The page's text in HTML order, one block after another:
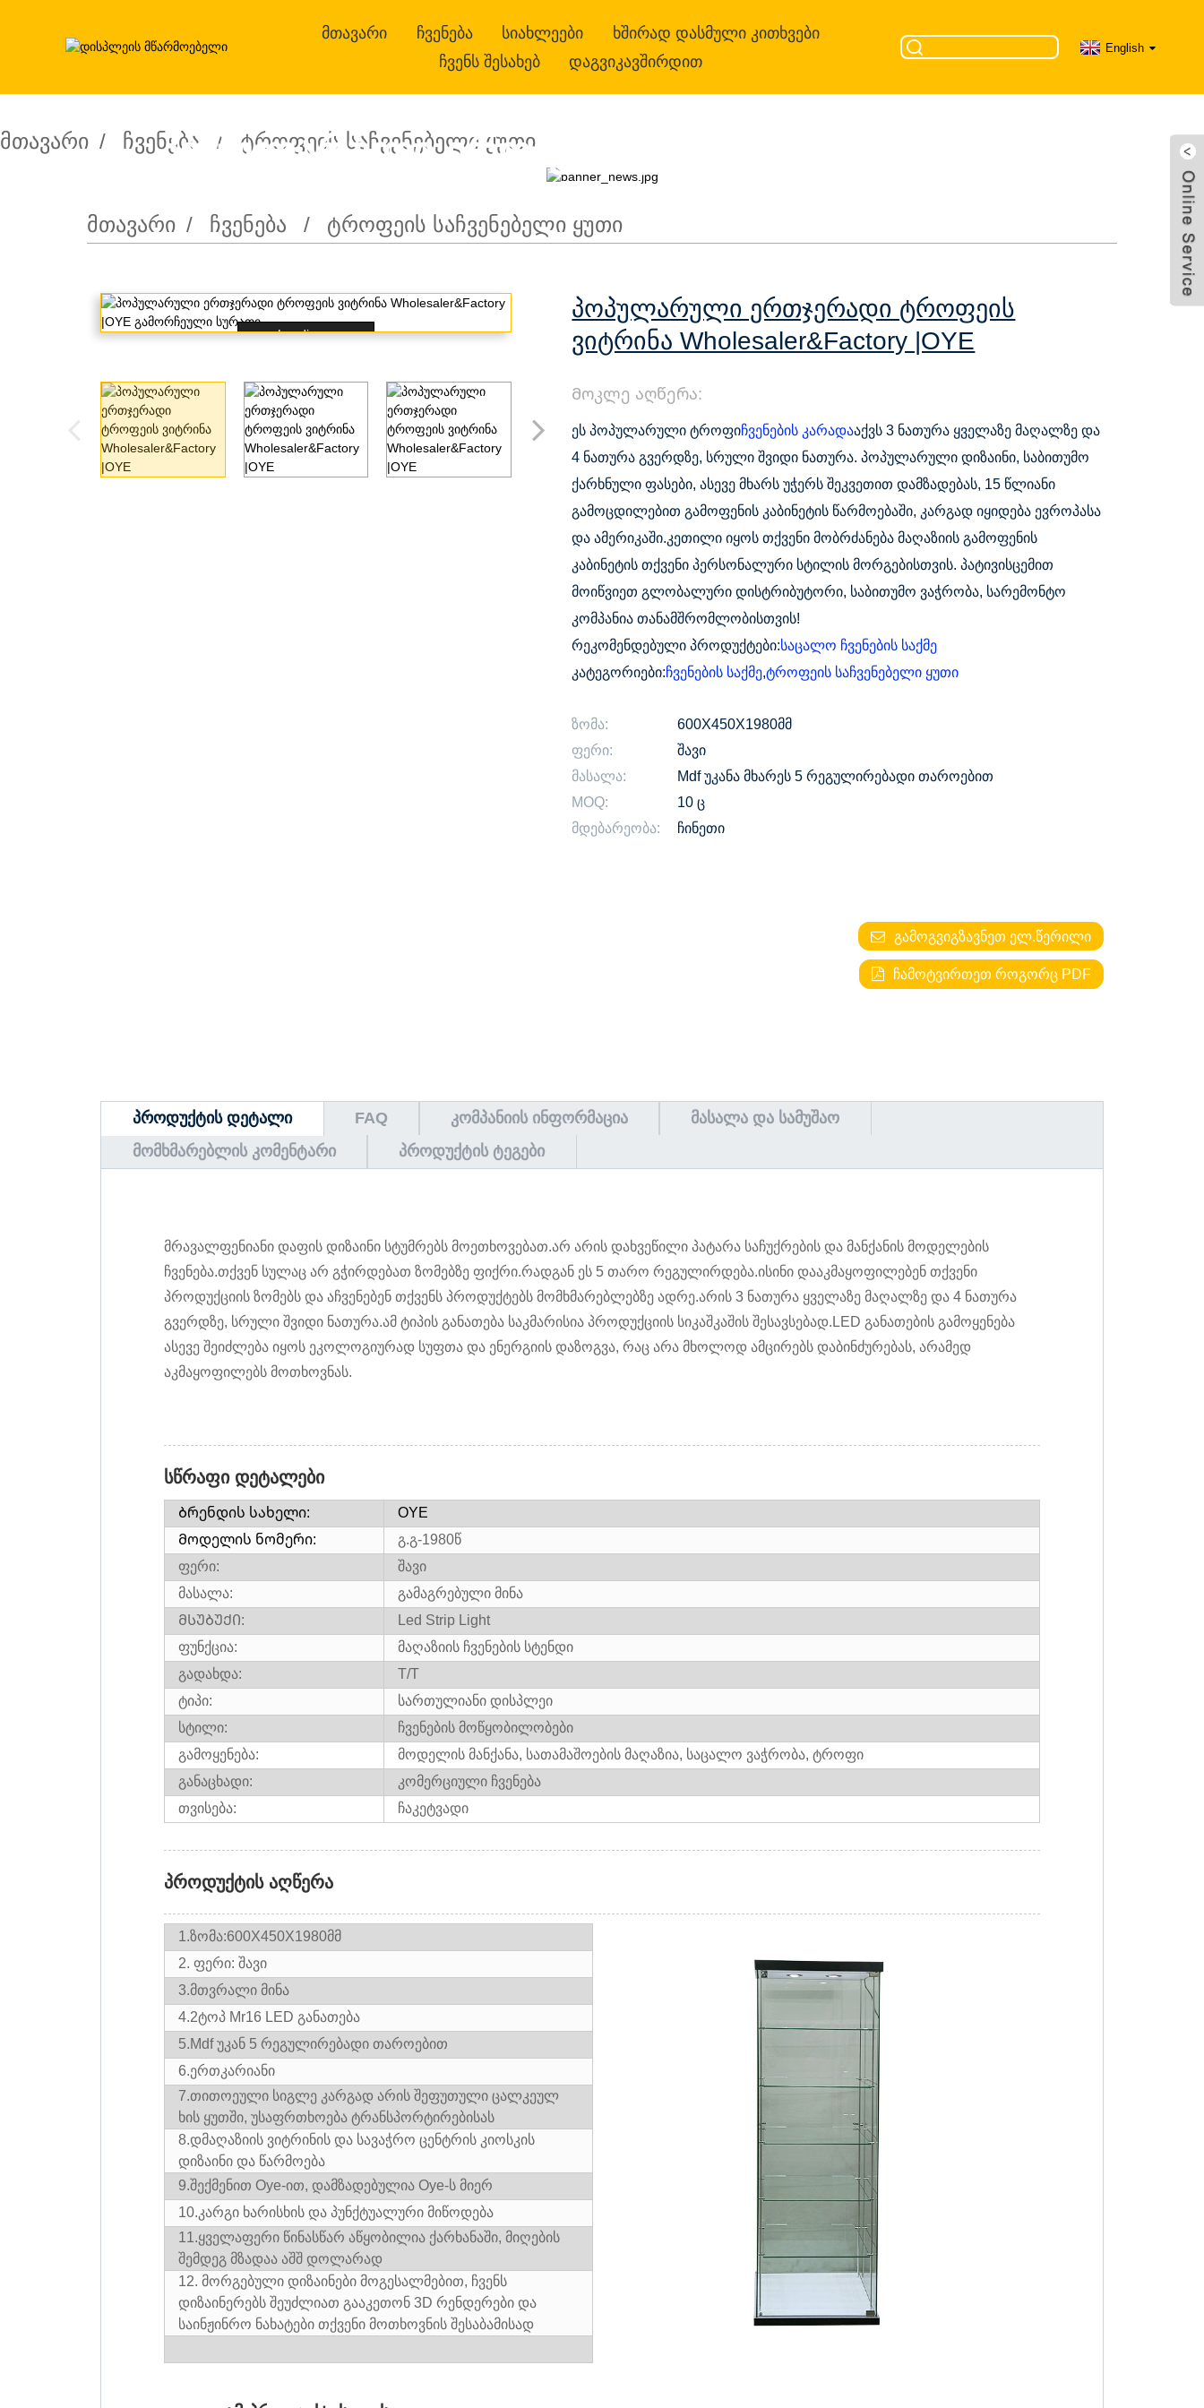
ᲛᲗᲐᲕᲐᲠᲘ ᲩᲕᲔᲜᲔᲑᲐ ᲡᲘᲐᲮᲚᲔᲔᲑᲘ
ᲮᲨᲘᲠᲐᲓ ᲓᲐᲡᲛᲣᲚᲘ ᲙᲘᲗᲮᲕᲔᲑᲘ
ᲩᲕᲔᲜᲡ ᲨᲔᲡᲐᲮᲔᲑ
ᲓᲐᲒᲕᲘᲙᲐᲕᲨᲘᲠᲓᲘᲗ
English
ᲛᲗᲐᲕᲐᲠᲘ ᲩᲕᲔᲜᲔᲑᲐ ᲢᲠᲝᲤᲔᲘᲡ ᲡᲐᲩᲕᲔᲜᲔᲑᲔᲚᲘ ᲧᲣᲗᲘ
პოპულარული ერთჯერადი ტროფეის ვიტრინა
ᲛᲗᲐᲕᲐᲠᲘ ᲩᲕᲔᲜᲔᲑᲐ ᲢᲠᲝᲤᲔᲘᲡ ᲡᲐᲩᲕᲔᲜᲔᲑᲔᲚᲘ ᲧᲣᲗᲘ
Loading...
Პოპულარული Ერთჯერადი Ტროფეის
Ვიტრინა Wholesaler&Factory |OYE
Მოკლე აღწერა:
ეს პოპულარული ტროფიჩვენების კარადააქვს 3 ნათურა ყველაზე მაღალზე და
4 ნათურა გვერდზე, სრული შვიდი ნათურა. პოპულარული დიზაინი, საბითუმო
ქარხნული ფასები, ასევე მხარს უჭერს შეკვეთით დამზადებას, 15 წლიანი
გამოცდილებით გამოფენის კაბინეტის წარმოებაში, კარგად იყიდება ევროპასა
და ამერიკაში.კეთილი იყოს თქვენი მობრძანება მაღაზიის გამოფენის
კაბინეტის თქვენი პერსონალური სტილის მორგებისთვის. პატივისცემით
მოიწვიეთ გლობალური დისტრიბუტორი, საბითუმო ვაჭრობა, სარემონტო
კომპანია თანამშრომლობისთვის!
რეკომენდებული პროდუქტები:საცალო ჩვენების საქმე
კატეგორიები:ჩვენების საქმე,ტროფეის საჩვენებელი ყუთი
ზომა:
600X450X1980მმ
ფერი:
შავი
მასალა:
Mdf უკანა მხარეს 5 რეგულირებადი თაროებით
MOQ:
10 ც
მდებარეობა:
ჩინეთი
ᲒᲐᲛᲝᲒᲕᲘᲒᲖᲐᲕᲜᲔᲗ ᲔᲚ.ᲬᲔᲠᲘᲚᲘ
ᲩᲐᲛᲝᲢᲕᲘᲠᲗᲔᲗ ᲠᲝᲒᲝᲠᲪ PDF
ᲞᲠᲝᲓᲣᲥᲢᲘᲡ ᲓᲔᲢᲐᲚᲘ FAQ ᲙᲝᲛᲞᲐᲜᲘᲘᲡ ᲘᲜᲤᲝᲠᲛᲐᲪᲘᲐ
ᲛᲐᲡᲐᲚᲐ ᲓᲐ ᲡᲐᲛᲣᲨᲐᲝ
ᲛᲝᲛᲮᲛᲐᲠᲔᲑᲚᲘᲡ ᲙᲝᲛᲔᲜᲢᲐᲠᲘ
ᲞᲠᲝᲓᲣᲥᲢᲘᲡ ᲢᲔᲒᲔᲑᲘ
მრავალფენიანი დაფის დიზაინი სტუმრებს მოეთხოვებათ.არ არის დახვეწილი პატარა საჩუქრების და მანქანის მოდელების
ჩვენება.თქვენ სულაც არ გჭირდებათ ზომებზე ფიქრი.რადგან ეს 5 თარო რეგულირდება.ისინი დააკმაყოფილებენ თქვენი
პროდუქციის ზომებს და აჩვენებენ თქვენს პროდუქტებს მომხმარებლებზე ადრე.არის 3 ნათურა ყველაზე მაღალზე და 4 ნათურა
გვერდზე, სრული შვიდი ნათურა.ამ ტიპის განათება საკმარისია პროდუქციის სიკაშკაშის შესავსებად.LED განათების გამოყენება
ასევე შეიძლება იყოს ეკოლოგიურად სუფთა და ენერგიის დაზოგვა, რაც არა მხოლოდ ამცირებს დაბინძურებას, არამედ
აკმაყოფილებს მოთხოვნას.
სწრაფი დეტალები
Ბრენდის სახელი:
OYE
Მოდელის ნომერი:
გ.გ-1980წ
ფერი:
შავი
მასალა:
გამაგრებული მინა
ᲛᲡᲣᲑᲣᲥᲘ:
Led Strip Light
ფუნქცია:
მაღაზიის ჩვენების სტენდი
გადახდა:
T/T
ტიპი:
სართულიანი დისპლეი
სტილი:
ჩვენების მოწყობილობები
გამოყენება:
მოდელის მანქანა, სათამაშოების მაღაზია, საცალო ვაჭრობა, ტროფი
განაცხადი:
კომერციული ჩვენება
თვისება:
ჩაკეტვადი
პროდუქტის აღწერა
1.ზომა:600X450X1980მმ
2. ფერი: შავი
3.მთვრალი მინა
4.2ტოპ Mr16 LED განათება
5.Mdf უკან 5 რეგულირებადი თაროებით
6.ერთკარიანი
7.თითოეული სიგლე კარგად არის შეფუთული ცალკეულ
ხის ყუთში, უსაფრთხოება ტრანსპორტირებისას
8.დმაღაზიის ვიტრინის და სავაჭრო ცენტრის კიოსკის
დიზაინი და წარმოება
9.შექმენით Oye-ით, დამზადებულია Oye-ს მიერ
10.კარგი ხარისხის და პუნქტუალური მიწოდება
11.ყველაფერი წინასწარ აწყობილია ქარხანაში, მიღების
შემდეგ მზადაა აშშ დოლარად
12. მორგებული დიზაინები მოგესალმებით, ჩვენს
დიზაინერებს შეუძლიათ გააკეთონ 3D რენდერები და
საინჟინრო ნახატები თქვენი მოთხოვნის შესაბამისად